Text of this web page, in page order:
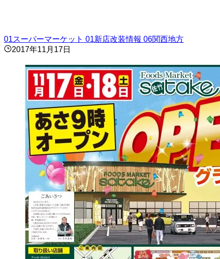
01スーパーマーケット 01新店改装情報 06関西地方
2017年11月17日